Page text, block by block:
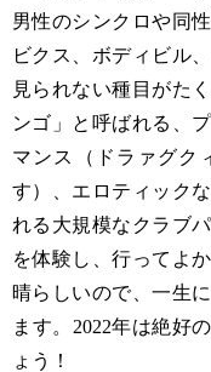
男性のシンクロや同
ビクス、ボディビル
見られない種目がた
ンゴ」と呼ばれる、
マンス（ドラァグク
す）、エロティック
れる大規模なクラブ
を体験し、行ってよ
晴らしいので、一生
ます。2022年は絶好
ょう！